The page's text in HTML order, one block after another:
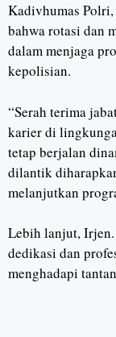
Kadivhumas
bahwa rotasi dan
dalam menjaga
kepolisian.
“Serah terima
karier di
tetap berjalan
dilantik
melanjutkan
Lebih lanjut, Irjen.
dedikasi dan
menghadapi